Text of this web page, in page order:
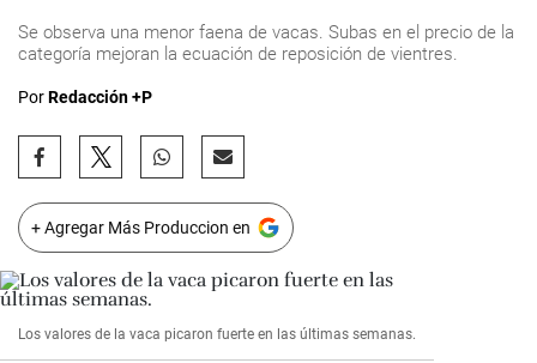
Se observa una menor faena de vacas. Subas en el precio de la
categoría mejoran la ecuación de reposición de vientres.
PorRedacción +P
+ Agregar Más Produccion en
Los valores de la vaca picaron fuerte en las últimas semanas.